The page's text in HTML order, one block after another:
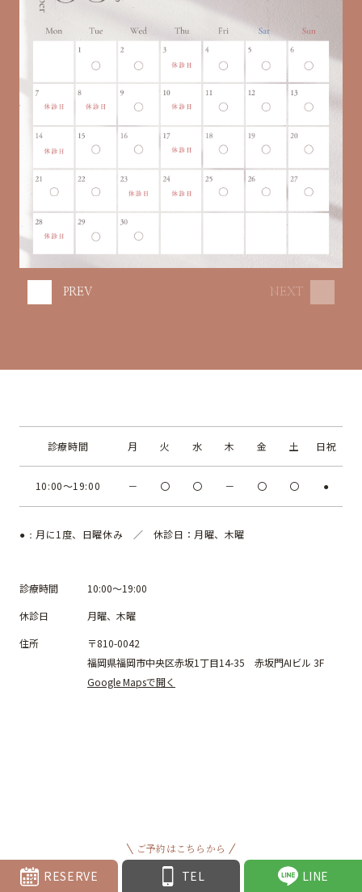
ご予約はこちらから
RESERVE TEL LINE
NEXT
PREV
診療時間 月 火 水 木 金 土 日祝
10:00～19:00 － 〇 〇 － 〇 〇 ●
●： 月に1度、日曜休み ／ 休診日：月曜、木曜
診療時間
10:00～19:00
休診日
月曜、木曜
住所
〒810-0042
福岡県福岡市中央区赤坂1丁目14-35 赤坂門AIビル 3F
Google Mapsで開く